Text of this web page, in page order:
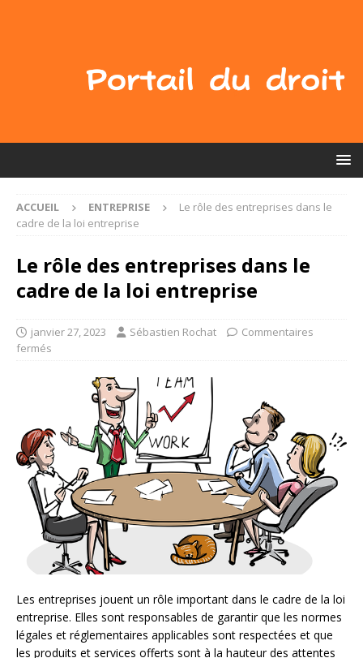
ACCUEIL ENTREPRISE
Le rôle des entreprises dans le
cadre de la loi entreprise
Le rôle des entreprises dans le
cadre de la loi entreprise
janvier 27, 2023 Sébastien Rochat
Commentaires
fermés
Les entreprises jouent un rôle important dans le cadre de la loi
entreprise. Elles sont responsables de garantir que les normes
légales et réglementaires applicables sont respectées et que
les produits et services offerts sont à la hauteur des attentes